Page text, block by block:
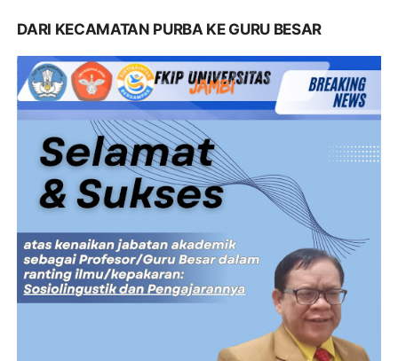
DARI KECAMATAN PURBA KE GURU BESAR